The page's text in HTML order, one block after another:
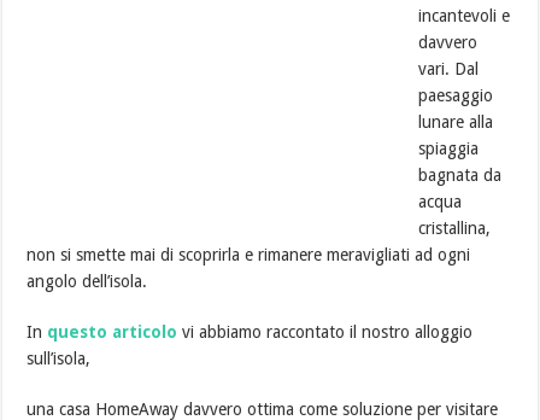
incantevoli e
davvero
vari. Dal
paesaggio
lunare alla
spiaggia
bagnata da
acqua
cristallina,
non si smette mai di scoprirla e rimanere meravigliati ad ogni
angolo dell’isola.
In questo articolo vi abbiamo raccontato il nostro alloggio
sull’isola,
una casa HomeAway davvero ottima come soluzione per visitare